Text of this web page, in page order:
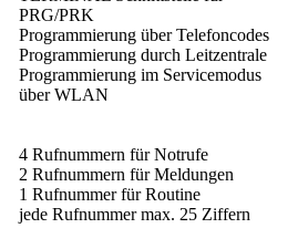
PRG/PRK
Programmierung über Telefoncodes
Programmierung durch Leitzentrale
Programmierung im Servicemodus
über WLAN
4 Rufnummern für Notrufe
2 Rufnummern für Meldungen
1 Rufnummer für Routine
jede Rufnummer max. 25 Ziffern